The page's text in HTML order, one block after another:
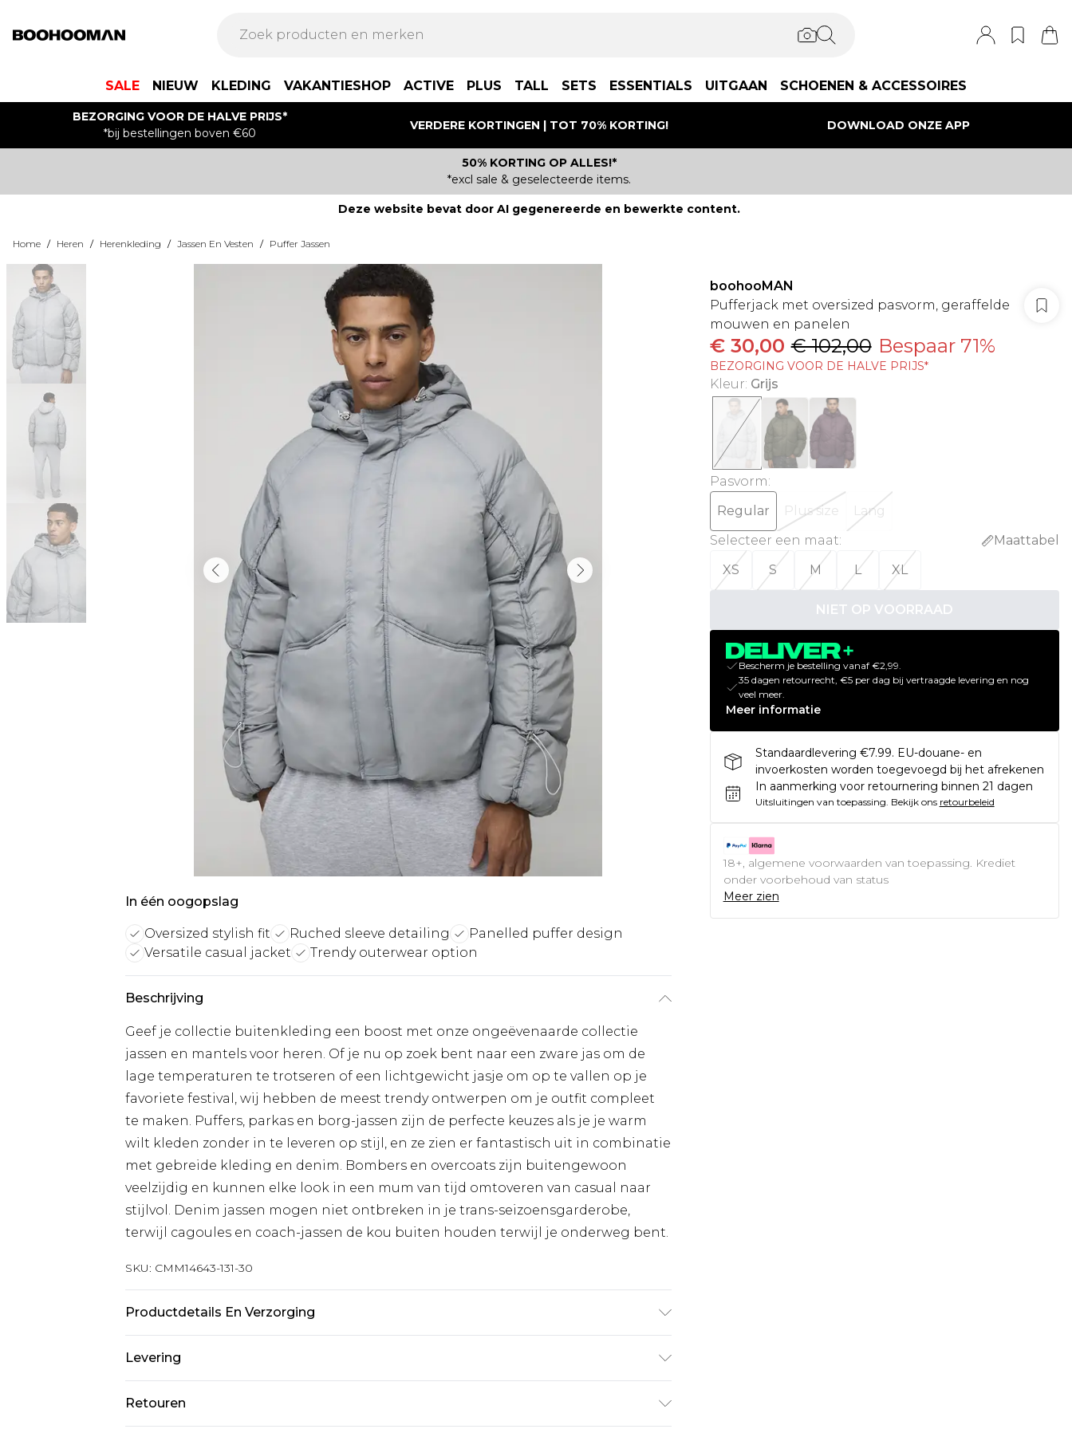
SALE NIEUW KLEDING VAKANTIESHOP ACTIVE PLUS TALL SETS ESSENTIALS UITGAAN SCHOENEN & ACCESSOIRES
BEZORGING VOOR DE HALVE PRIJS*
*bij bestellingen boven €60
VERDERE KORTINGEN | TOT 70% KORTING! DOWNLOAD ONZE APP
50% KORTING OP ALLES!*
*excl sale & geselecteerde items.
Deze website bevat door AI gegenereerde en bewerkte content.
Home / Heren / Herenkleding / Jassen En Vesten / Puffer Jassen
In één oogopslag
Oversized stylish fit Ruched sleeve detailing
Panelled puffer design
Versatile casual jacket
Trendy outerwear option
Beschrijving
Geef je collectie buitenkleding een boost met onze ongeëvenaarde collectie
jassen en mantels voor heren. Of je nu op zoek bent naar een zware jas om de
lage temperaturen te trotseren of een lichtgewicht jasje om op te vallen op je
favoriete festival, wij hebben de meest trendy ontwerpen om je outfit compleet
te maken. Puffers, parkas en borg-jassen zijn de perfecte keuzes als je je warm
wilt kleden zonder in te leveren op stijl, en ze zien er fantastisch uit in combinatie
met gebreide kleding en denim. Bombers en overcoats zijn buitengewoon
veelzijdig en kunnen elke look in een mum van tijd omtoveren van casual naar
stijlvol. Denim jassen mogen niet ontbreken in je trans-seizoensgarderobe,
terwijl cagoules en coach-jassen de kou buiten houden terwijl je onderweg bent.
SKU: CMM14643-131-30
Productdetails En Verzorging
Levering
Standaardlevering Nederland
€7.99
Retouren
boohooMAN
Pufferjack met oversized pasvorm, geraffelde
mouwen en panelen
€ 30,00 € 102,00 Bespaar 71%
BEZORGING VOOR DE HALVE PRIJS*
Kleur: Grijs
Pasvorm:
Regular
Plus size
Lang
Selecteer een maat:
Maattabel
XS
S M L XL
NIET OP VOORRAAD
Bescherm je bestelling vanaf €2,99.
35 dagen retourrecht, €5 per dag bij vertraagde levering en nog
veel meer.
Meer informatie
Standaardlevering €7.99. EU-douane- en
invoerkosten worden toegevoegd bij het afrekenen
In aanmerking voor retournering binnen 21 dagen
Uitsluitingen van toepassing. Bekijk ons retourbeleid
18+, algemene voorwaarden van toepassing. Krediet
onder voorbehoud van status
Meer zien